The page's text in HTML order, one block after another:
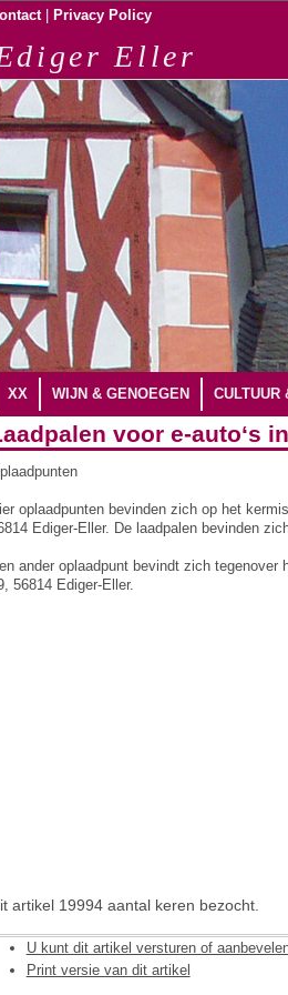
Privacy Policy
Eller
XX WIJN & GENOEGEN CULTUUR
voor e-auto‘s
oplaadpunten bevinden zich op het
Ediger-Eller. De laadpalen bevinden
ander oplaadpunt bevindt zich
56814 Ediger-Eller.
artikel 19994 aantal keren bezocht.
U kunt dit artikel versturen of
Print versie van dit artikel